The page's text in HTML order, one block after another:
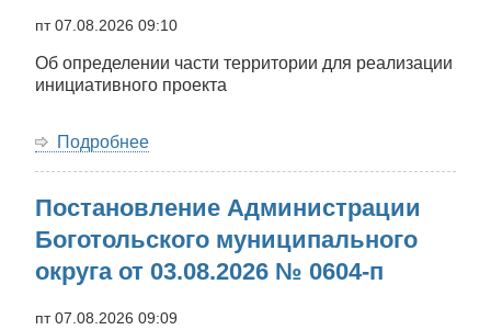
№
п
пт 07.08.2026 09:10
Об определении части территории для реализации
инициативного проекта
Подробнее
Боготольского
округа
от
№
Постановление Администрации
Боготольского муниципального
округа от 03.08.2026 № 0604-п
пт 07.08.2026 09:09